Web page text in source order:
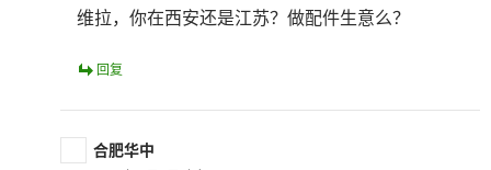
维拉，你在西安还是江苏？做配件生意么？
回复
合肥华中